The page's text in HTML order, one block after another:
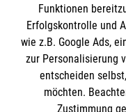
Impressum
Datenschutz
Barrierefreiheit
Kontakt
Die Malteser
Malteser in
Funktionen
Erfolgskontrolle und
wie z.B. Google Ads,
zur Personalisierung
entscheiden
möchten.
Zustimmung